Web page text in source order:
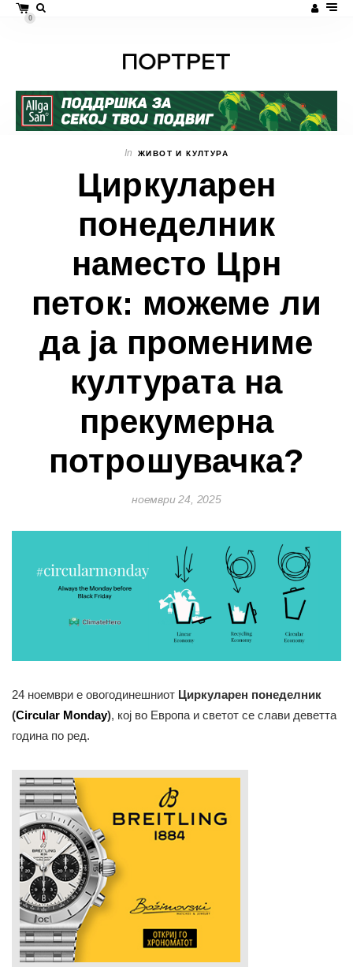
0
In ЖИВОТ И КУЛТУРА
Циркуларен
понеделник
наместо Црн
петок: можеме ли
да ја промениме
културата на
прекумерна
потрошувачка?
ноември 24, 2025
24 ноември е овогодинешниот Циркуларен понеделник
(Circular Monday), кој во Европа и светот се слави деветта
година по ред.